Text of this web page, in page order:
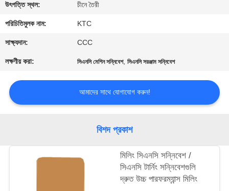
নিয়ন্ত্রণ
যোগাযোগ
করুন
উদ্ধৃতির
জন্য
উৎপত্তি স্থল: চীনে তৈরী
পরিচিতিমুলক নাম: KTC
সাক্ষ্যদান: CCC
লক্ষণীয় করা: সিএনসি মেশিন সন্নিবেশ,সিএনসি সরঞ্জাম সন্নিবেশ
আমাদের সাথে যোগাযোগ করুন!
বিশদ প্রকাশ
মিলিং সিএনসি সন্নিবেশ /
সিএনসি টার্নিং সন্নিবেশগুলি
দ্রুত উচ্চ পারফরম্যান্স মিলিং